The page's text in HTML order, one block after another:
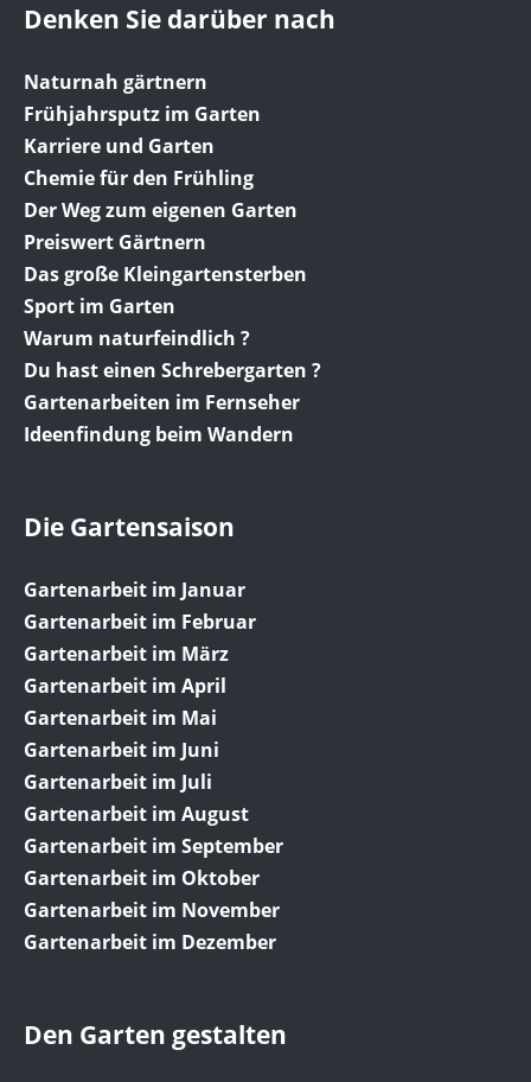
Denken Sie darüber nach
Naturnah gärtnern
Frühjahrsputz im Garten
Karriere und Garten
Chemie für den Frühling
Der Weg zum eigenen Garten
Preiswert Gärtnern
Das große Kleingartensterben
Sport im Garten
Warum naturfeindlich ?
Du hast einen Schrebergarten ?
Gartenarbeiten im Fernseher
Ideenfindung beim Wandern
Die Gartensaison
Gartenarbeit im Januar
Gartenarbeit im Februar
Gartenarbeit im März
Gartenarbeit im April
Gartenarbeit im Mai
Gartenarbeit im Juni
Gartenarbeit im Juli
Gartenarbeit im August
Gartenarbeit im September
Gartenarbeit im Oktober
Gartenarbeit im November
Gartenarbeit im Dezember
Den Garten gestalten